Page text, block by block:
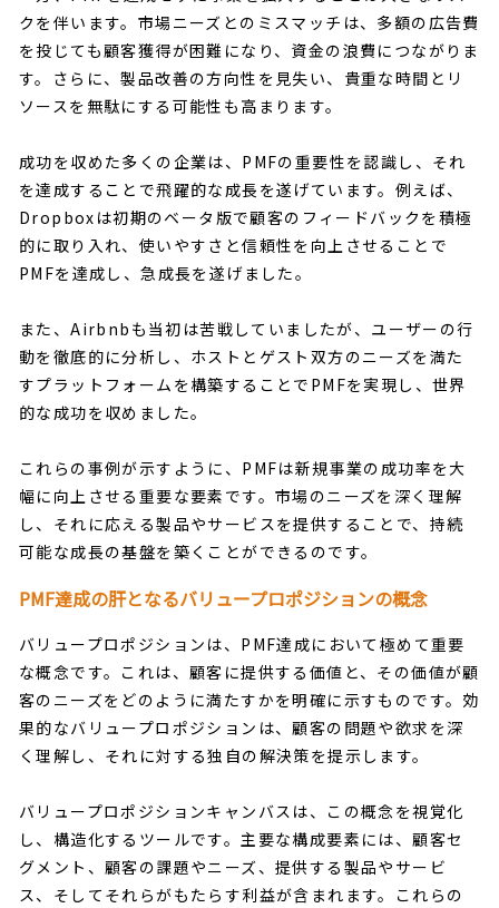
クを伴います。市場ニーズとのミスマッチは、多額の広告費
を投じても顧客獲得が困難になり、資金の浪費につながりま
す。さらに、製品改善の方向性を見失い、貴重な時間とリ
ソースを無駄にする可能性も高まります。
成功を収めた多くの企業は、PMFの重要性を認識し、それ
を達成することで飛躍的な成長を遂げています。例えば、
Dropboxは初期のベータ版で顧客のフィードバックを積極
的に取り入れ、使いやすさと信頼性を向上させることで
PMFを達成し、急成長を遂げました。
また、Airbnbも当初は苦戦していましたが、ユーザーの行
動を徹底的に分析し、ホストとゲスト双方のニーズを満た
すプラットフォームを構築することでPMFを実現し、世界
的な成功を収めました。
これらの事例が示すように、PMFは新規事業の成功率を大
幅に向上させる重要な要素です。市場のニーズを深く理解
し、それに応える製品やサービスを提供することで、持続
可能な成長の基盤を築くことができるのです。
PMF達成の肝となるバリュープロポジションの概念
バリュープロポジションは、PMF達成において極めて重要
な概念です。これは、顧客に提供する価値と、その価値が顧
客のニーズをどのように満たすかを明確に示すものです。効
果的なバリュープロポジションは、顧客の問題や欲求を深
く理解し、それに対する独自の解決策を提示します。
バリュープロポジションキャンバスは、この概念を視覚化
し、構造化するツールです。主要な構成要素には、顧客セ
グメント、顧客の課題やニーズ、提供する製品やサービ
ス、そしてそれらがもたらす利益が含まれます。これらの